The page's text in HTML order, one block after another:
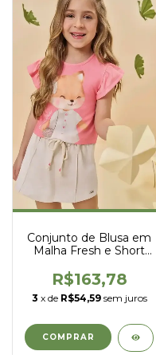
Conjunto de Blusa em
Malha Fresh e Short
Pelúcia - Kukiê - 94783
R$163,78
3 x de R$54,59 sem juros
COMPRAR